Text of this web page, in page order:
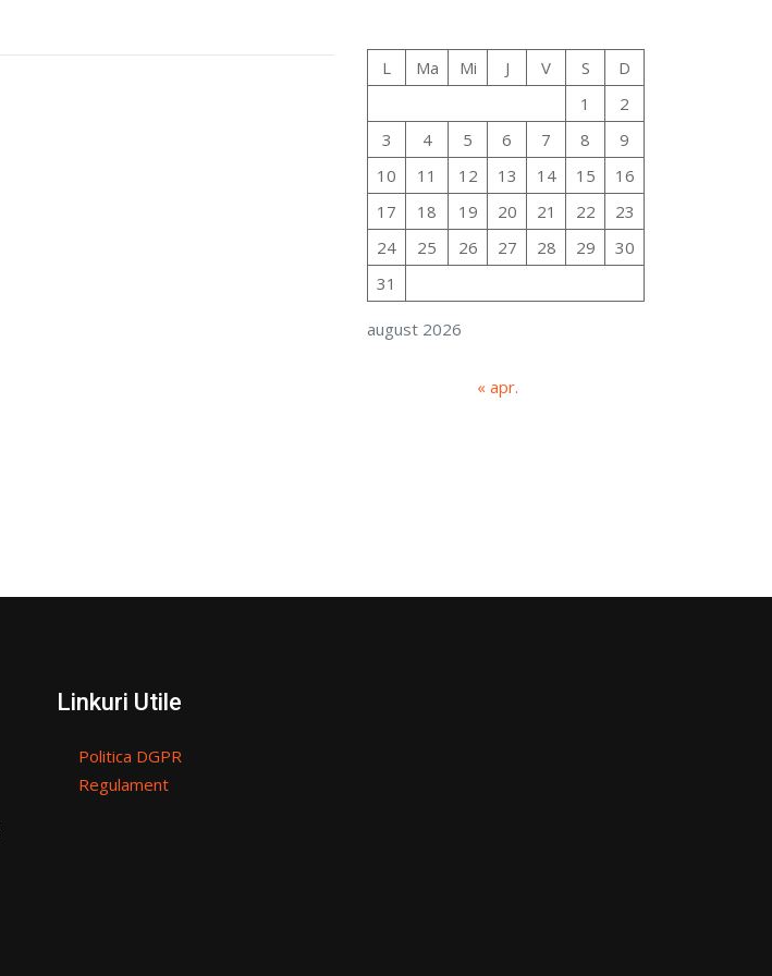
august 2026
L Ma Mi J V S
D
1
2
3
4 5 6 7 8
9
10
11 12 13 14 15
16
17
18 19 20 21 22
23
24
25 26 27 28 29
30
31
« apr.
Linkuri Utile
Politica DGPR
Regulament